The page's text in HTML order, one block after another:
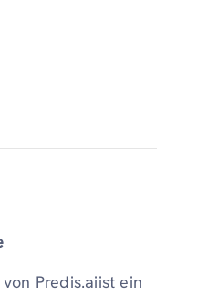
Predis.aiist ein